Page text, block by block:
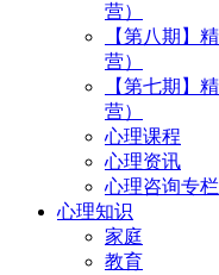
营）
【第八期】
营）
【第七期】
营）
心理课程
心理资讯
心理咨询专栏
心理知识
家庭
教育